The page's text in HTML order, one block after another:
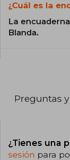
¿Cuál es la
La
Blanda.
Preguntas
¿Tienes una
sesión para